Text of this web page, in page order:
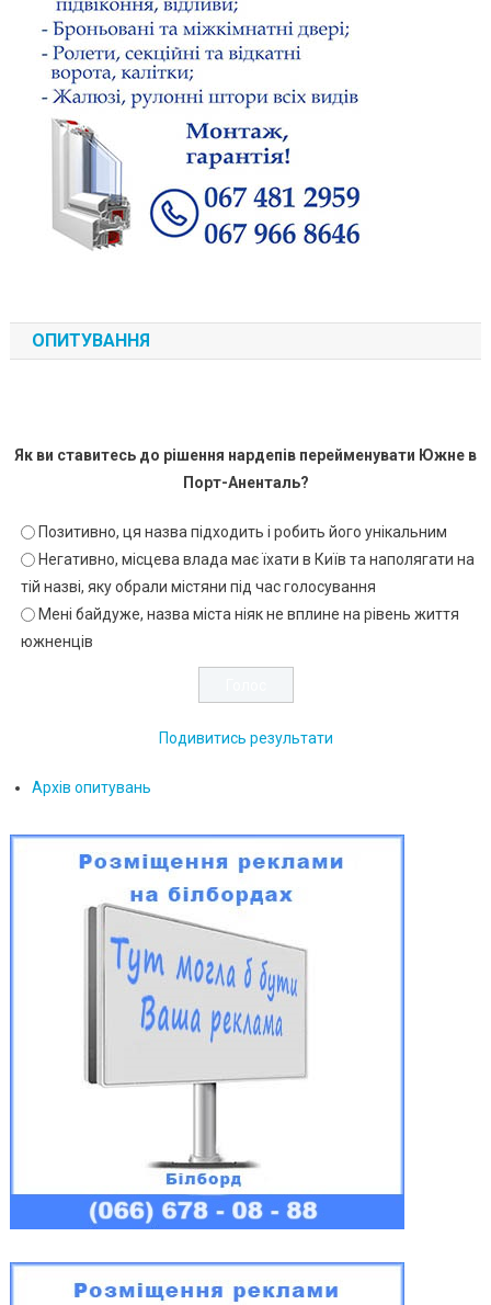
ОПИТУВАННЯ
Як ви ставитесь до рішення нардепів перейменувати Южне в
Порт-Аненталь?
Позитивно, ця назва підходить і робить його унікальним
Негативно, місцева влада має їхати в Київ та наполягати на
тій назві, яку обрали містяни під час голосування
Мені байдуже, назва міста ніяк не вплине на рівень життя
южненців
Подивитись результати
Архів опитувань